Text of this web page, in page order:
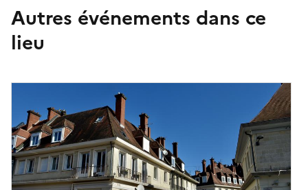
Autres événements dans ce
lieu